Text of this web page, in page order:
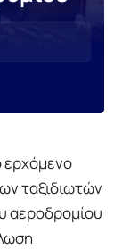
ερχόμενο
ταξιδιωτών
αεροδρομίου